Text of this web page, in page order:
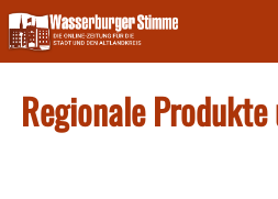
Skip
to
content
Regionale